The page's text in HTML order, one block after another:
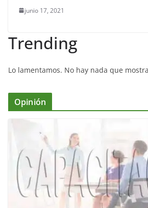
junio 17, 2021
Trending
Lo lamentamos. No hay nada que
Opinión